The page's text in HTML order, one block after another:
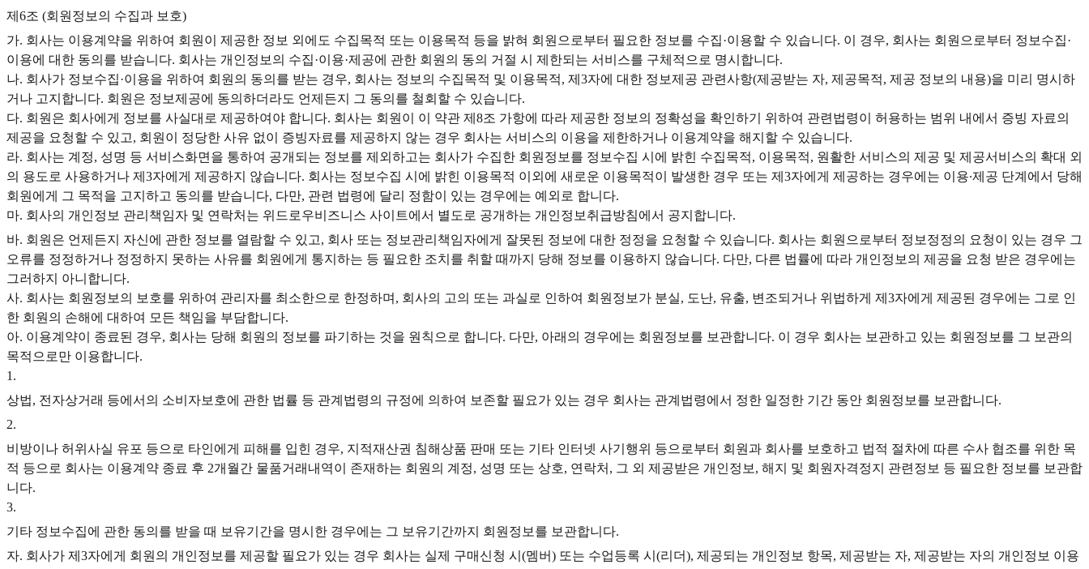
제6조 (회원정보의 수집과 보호)
가. 회사는 이용계약을 위하여 회원이 제공한 정보 외에도 수집목적 또는 이용목적 등을 밝혀 회원으로부터 필요한 정보를 수집·이용할 수 있습니다. 이 경우, 회사는 회원으로부터 정보수집·
이용에 대한 동의를 받습니다. 회사는 개인정보의 수집·이용·제공에 관한 회원의 동의 거절 시 제한되는 서비스를 구체적으로 명시합니다.
나. 회사가 정보수집·이용을 위하여 회원의 동의를 받는 경우, 회사는 정보의 수집목적 및 이용목적, 제3자에 대한 정보제공 관련사항(제공받는 자, 제공목적, 제공 정보의 내용)을 미리 명시하
거나 고지합니다. 회원은 정보제공에 동의하더라도 언제든지 그 동의를 철회할 수 있습니다.
다. 회원은 회사에게 정보를 사실대로 제공하여야 합니다. 회사는 회원이 이 약관 제8조 가항에 따라 제공한 정보의 정확성을 확인하기 위하여 관련법령이 허용하는 범위 내에서 증빙 자료의
제공을 요청할 수 있고, 회원이 정당한 사유 없이 증빙자료를 제공하지 않는 경우 회사는 서비스의 이용을 제한하거나 이용계약을 해지할 수 있습니다.
라. 회사는 계정, 성명 등 서비스화면을 통하여 공개되는 정보를 제외하고는 회사가 수집한 회원정보를 정보수집 시에 밝힌 수집목적, 이용목적, 원활한 서비스의 제공 및 제공서비스의 확대 외
의 용도로 사용하거나 제3자에게 제공하지 않습니다. 회사는 정보수집 시에 밝힌 이용목적 이외에 새로운 이용목적이 발생한 경우 또는 제3자에게 제공하는 경우에는 이용∙제공 단계에서 당해
회원에게 그 목적을 고지하고 동의를 받습니다, 다만, 관련 법령에 달리 정함이 있는 경우에는 예외로 합니다.
마. 회사의 개인정보 관리책임자 및 연락처는 위드로우비즈니스 사이트에서 별도로 공개하는 개인정보취급방침에서 공지합니다.
바. 회원은 언제든지 자신에 관한 정보를 열람할 수 있고, 회사 또는 정보관리책임자에게 잘못된 정보에 대한 정정을 요청할 수 있습니다. 회사는 회원으로부터 정보정정의 요청이 있는 경우 그
오류를 정정하거나 정정하지 못하는 사유를 회원에게 통지하는 등 필요한 조치를 취할 때까지 당해 정보를 이용하지 않습니다. 다만, 다른 법률에 따라 개인정보의 제공을 요청 받은 경우에는
그러하지 아니합니다.
사. 회사는 회원정보의 보호를 위하여 관리자를 최소한으로 한정하며, 회사의 고의 또는 과실로 인하여 회원정보가 분실, 도난, 유출, 변조되거나 위법하게 제3자에게 제공된 경우에는 그로 인
한 회원의 손해에 대하여 모든 책임을 부담합니다.
아. 이용계약이 종료된 경우, 회사는 당해 회원의 정보를 파기하는 것을 원칙으로 합니다. 다만, 아래의 경우에는 회원정보를 보관합니다. 이 경우 회사는 보관하고 있는 회원정보를 그 보관의
목적으로만 이용합니다.
1 .
상법, 전자상거래 등에서의 소비자보호에 관한 법률 등 관계법령의 규정에 의하여 보존할 필요가 있는 경우 회사는 관계법령에서 정한 일정한 기간 동안 회원정보를 보관합니다.
2.
비방이나 허위사실 유포 등으로 타인에게 피해를 입힌 경우, 지적재산권 침해상품 판매 또는 기타 인터넷 사기행위 등으로부터 회원과 회사를 보호하고 법적 절차에 따른 수사 협조를 위한 목
적 등으로 회사는 이용계약 종료 후 2개월간 물품거래내역이 존재하는 회원의 계정, 성명 또는 상호, 연락처, 그 외 제공받은 개인정보, 해지 및 회원자격정지 관련정보 등 필요한 정보를 보관합
니다.
3.
기타 정보수집에 관한 동의를 받을 때 보유기간을 명시한 경우에는 그 보유기간까지 회원정보를 보관합니다.
자. 회사가 제3자에게 회원의 개인정보를 제공할 필요가 있는 경우 회사는 실제 구매신청 시(멤버) 또는 수업등록 시(리더), 제공되는 개인정보 항목, 제공받는 자, 제공받는 자의 개인정보 이용